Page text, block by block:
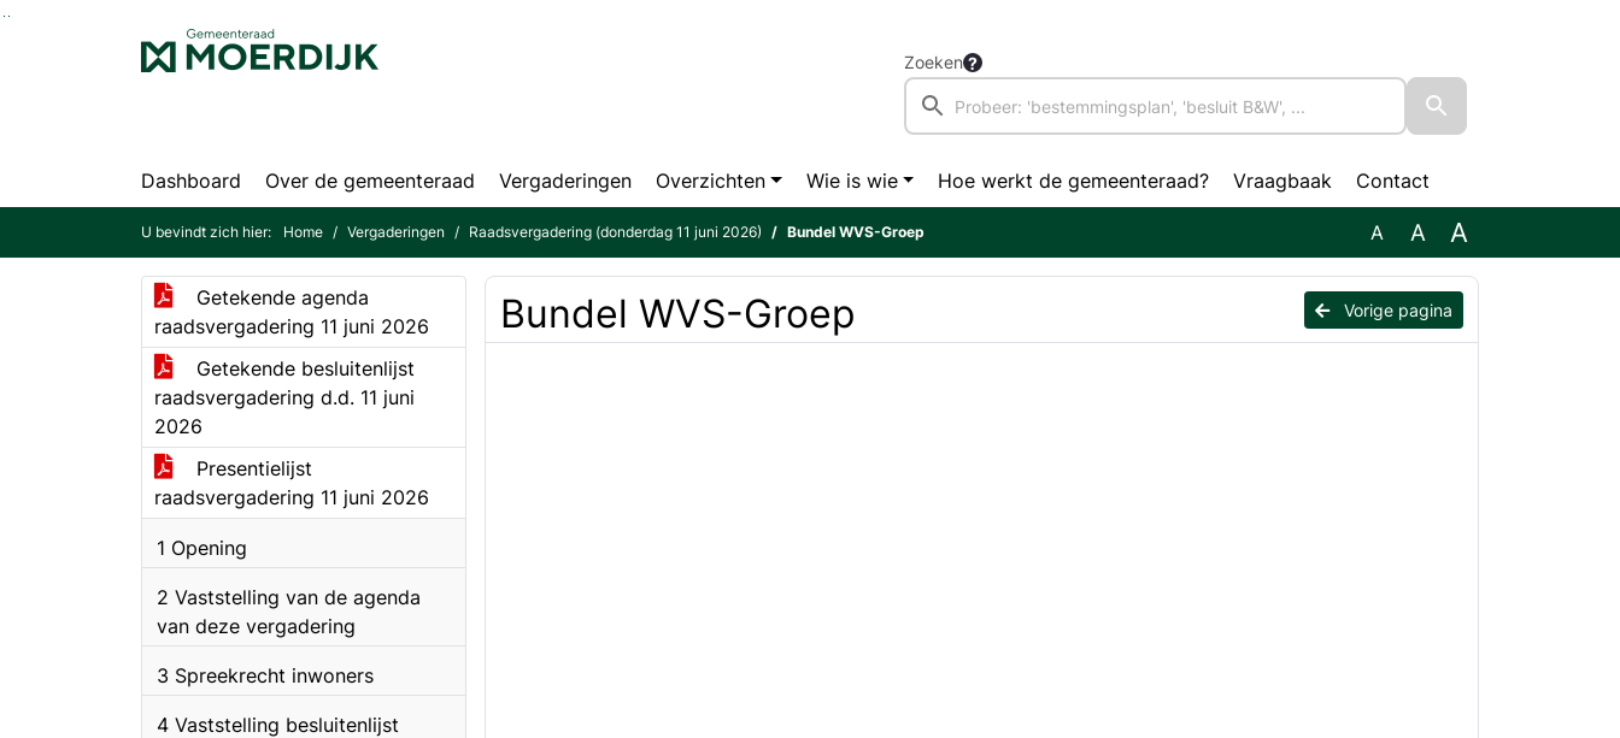
Ga naar de inhoud van deze pagina
Zoeken
Dashboard Over de gemeenteraad Vergaderingen Overzichten Wie is wie Hoe werkt de gemeenteraad? Vraagbaak Contact
U bevindt zich hier: Home Vergaderingen Raadsvergadering (donderdag 11 juni 2026) Bundel WVS-Groep A A A
Getekende agenda
raadsvergadering 11 juni 2026
Getekende besluitenlijst
raadsvergadering d.d. 11 juni
2026
Presentielijst
raadsvergadering 11 juni 2026
1 Opening
2 Vaststelling van de agenda
van deze vergadering
3 Spreekrecht inwoners
4 Vaststelling besluitenlijst
Vorige pagina
Bundel WVS-Groep